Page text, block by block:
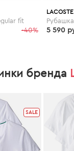
fit
-40%
LACOSTE
5 590
бренда
SALE